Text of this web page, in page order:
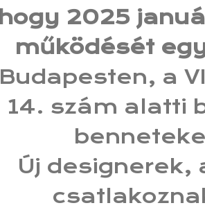
hogy 2025
működését
Budapesten, a
14. szám alatti
Új